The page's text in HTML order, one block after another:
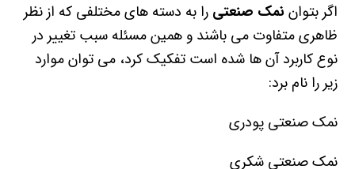
اگر بتوان نمک صنعتی را به دسته های مختلفی که از نظر
ظاهری متفاوت می باشند و همین مسئله سبب تغییر در
نوع کاربرد آن ها شده است تفکیک کرد، می توان موارد
زیر را نام برد:
نمک صنعتی پودری
نمک صنعتی شکری